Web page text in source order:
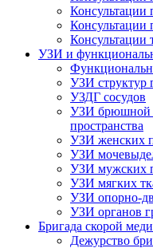
Консультации
Консультации
Консультации
УЗИ и
УЗИ структур
УЗДГ сосудов
УЗИ брюшной
пространства
УЗИ женских
УЗИ
УЗИ мужских
УЗИ мягких
УЗИ опорно-
УЗИ органов
Бригада скорой
Дежурство